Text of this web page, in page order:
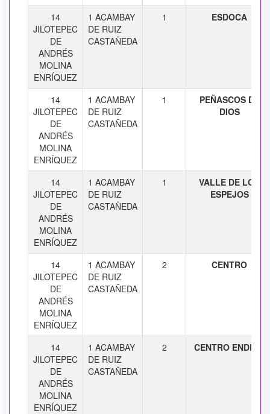
14
JILOTEPEC
DE
ANDRÉS
MOLINA
ENRÍQUEZ
1 ACAMBAY
DE RUIZ
CASTAÑEDA
1 ESDOCA
14
JILOTEPEC
DE
ANDRÉS
MOLINA
ENRÍQUEZ
1 ACAMBAY
DE RUIZ
CASTAÑEDA
1
PEÑASCOS DE
DIOS
14
JILOTEPEC
DE
ANDRÉS
MOLINA
ENRÍQUEZ
1 ACAMBAY
DE RUIZ
CASTAÑEDA
1
VALLE DE LOS
ESPEJOS
14
JILOTEPEC
DE
ANDRÉS
MOLINA
ENRÍQUEZ
1 ACAMBAY
DE RUIZ
CASTAÑEDA
2 CENTRO
14
JILOTEPEC
DE
ANDRÉS
MOLINA
ENRÍQUEZ
1 ACAMBAY
DE RUIZ
CASTAÑEDA
2 CENTRO ENDEJE